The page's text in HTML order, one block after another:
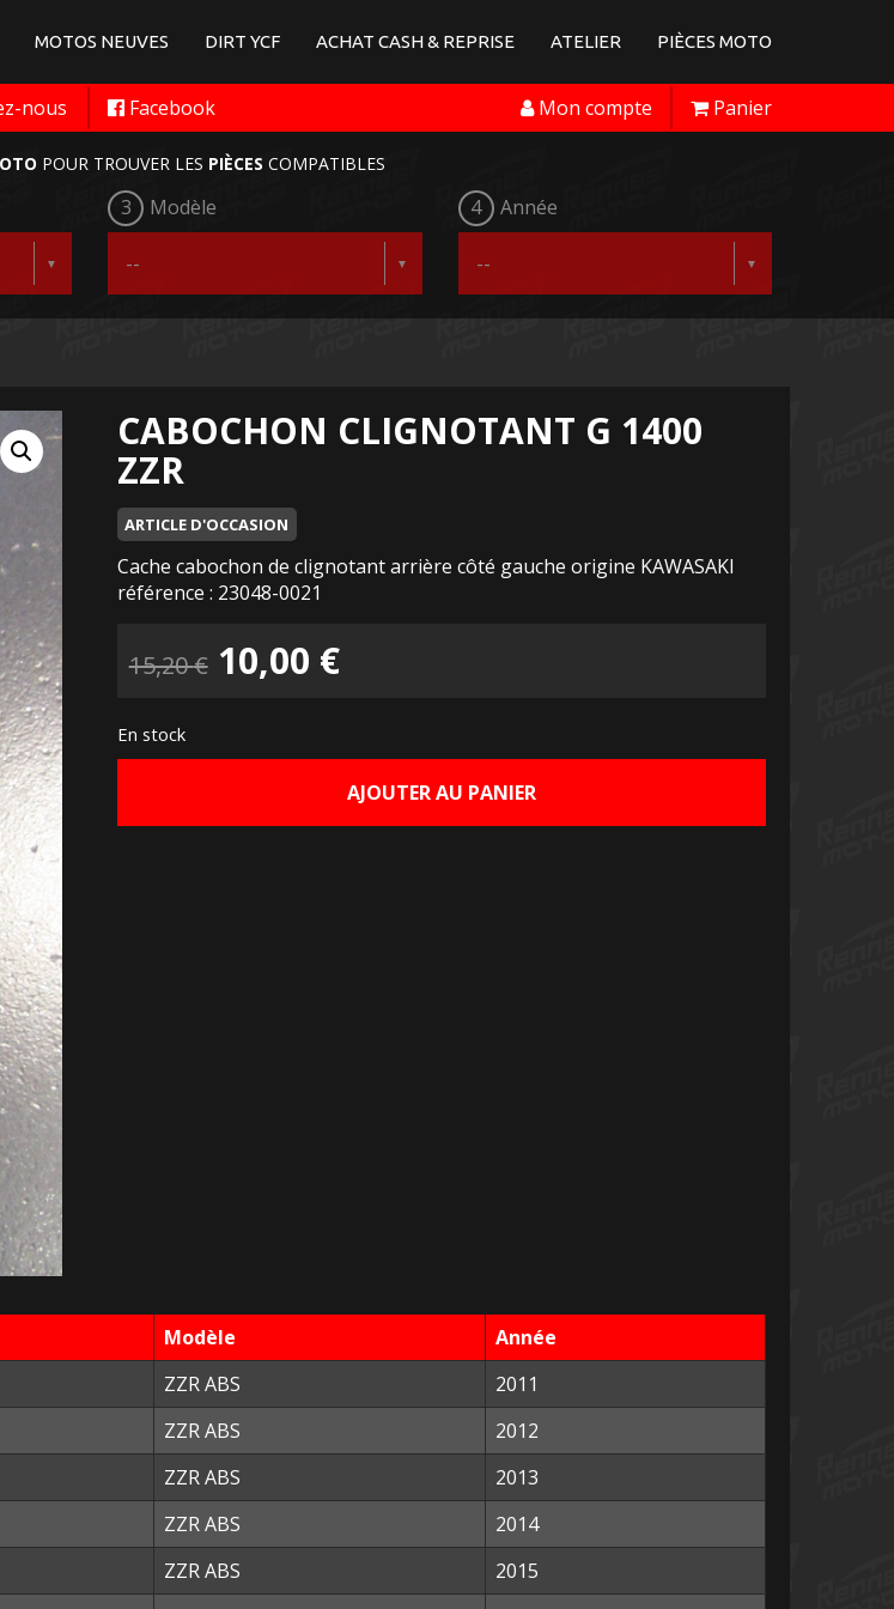
MOTOS NEUVES DIRT YCF ACHAT CASH & REPRISE ATELIER PIÈCES MOTO
nous Facebook Panier
Mon compte
POUR TROUVER LES PIÈCES COMPATIBLES
3 Modèle 4 Année
CABOCHON CLIGNOTANT G 1400
ZZR
ARTICLE D'OCCASION
Cache cabochon de clignotant arrière côté gauche origine KAWASAKI
référence : 23048-0021
15,20€ Le
initial
10,00 €Le
actuel
est :
En stock
AJOUTER AU PANIER
Modèle
Année
ZZR ABS
2011
ZZR ABS
2012
ZZR ABS
2013
ZZR ABS
2014
ZZR ABS
2015